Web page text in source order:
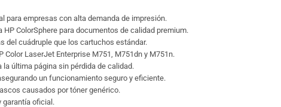
para empresas con alta demanda de impresión.
HP ColorSphere para documentos de calidad premium.
del cuádruple que los cartuchos estándar.
Color LaserJet Enterprise M751, M751dn y M751n.
la última página sin pérdida de calidad.
un funcionamiento seguro y eficiente.
causados por tóner genérico.
garantía oficial.